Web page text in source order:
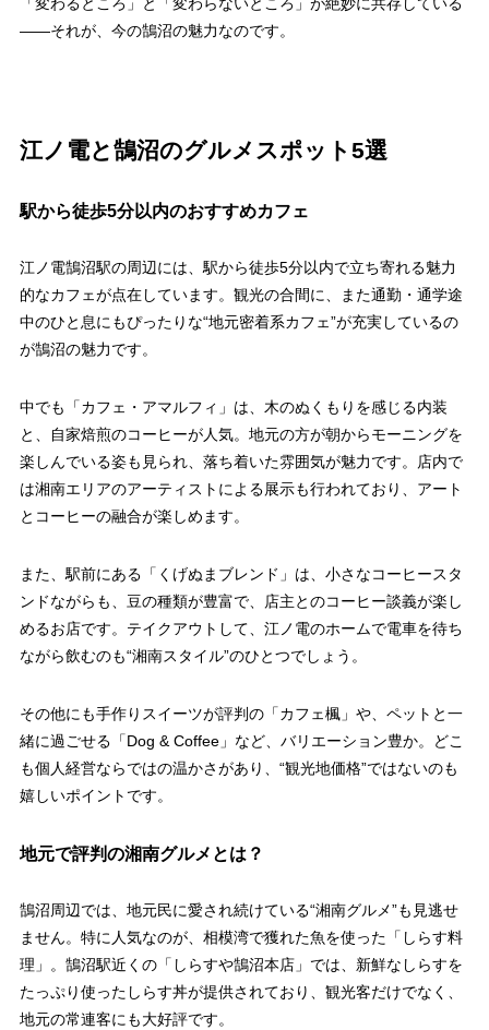
——それが、今の鵠沼の魅力なのです。
江ノ電と鵠沼のグルメスポット5選
駅から徒歩5分以内のおすすめカフェ
江ノ電鵠沼駅の周辺には、駅から徒歩5分以内で立ち寄れる魅力
的なカフェが点在しています。観光の合間に、また通勤・通学途
中のひと息にもぴったりな“地元密着系カフェ”が充実しているの
が鵠沼の魅力です。
中でも「カフェ・アマルフィ」は、木のぬくもりを感じる内装
と、自家焙煎のコーヒーが人気。地元の方が朝からモーニングを
楽しんでいる姿も見られ、落ち着いた雰囲気が魅力です。店内で
は湘南エリアのアーティストによる展示も行われており、アート
とコーヒーの融合が楽しめます。
また、駅前にある「くげぬまブレンド」は、小さなコーヒースタ
ンドながらも、豆の種類が豊富で、店主とのコーヒー談義が楽し
めるお店です。テイクアウトして、江ノ電のホームで電車を待ち
ながら飲むのも“湘南スタイル”のひとつでしょう。
その他にも手作りスイーツが評判の「カフェ楓」や、ペットと一
緒に過ごせる「Dog & Coffee」など、バリエーション豊か。どこ
も個人経営ならではの温かさがあり、“観光地価格”ではないのも
嬉しいポイントです。
地元で評判の湘南グルメとは？
鵠沼周辺では、地元民に愛され続けている“湘南グルメ”も見逃せ
ません。特に人気なのが、相模湾で獲れた魚を使った「しらす料
理」。鵠沼駅近くの「しらすや鵠沼本店」では、新鮮なしらすを
たっぷり使ったしらす丼が提供されており、観光客だけでなく、
地元の常連客にも大好評です。